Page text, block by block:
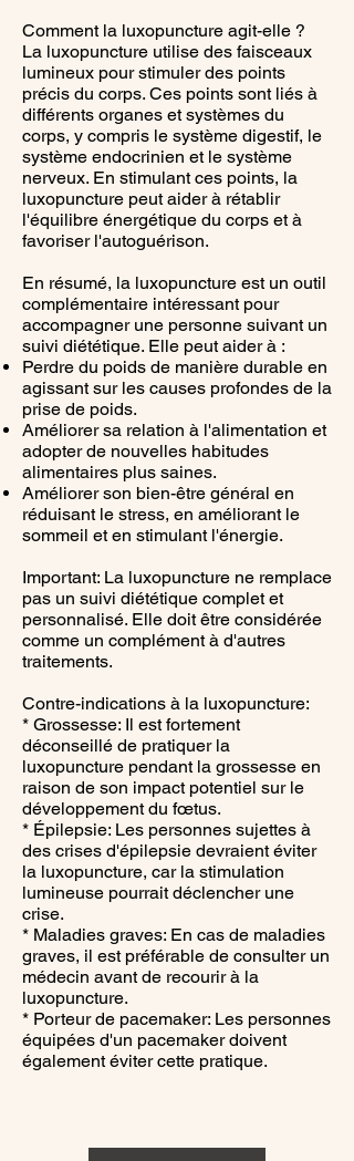
Comment la luxopuncture agit-elle ?
La luxopuncture utilise des faisceaux
lumineux pour stimuler des points
précis du corps. Ces points sont liés à
différents organes et systèmes du
corps, y compris le système digestif, le
système endocrinien et le système
nerveux. En stimulant ces points, la
luxopuncture peut aider à rétablir
l'équilibre énergétique du corps et à
favoriser l'autoguérison.
En résumé, la luxopuncture est un outil
complémentaire intéressant pour
accompagner une personne suivant un
suivi diététique. Elle peut aider à :
Perdre du poids de manière durable en
agissant sur les causes profondes de la
prise de poids.
Améliorer sa relation à l'alimentation et
adopter de nouvelles habitudes
alimentaires plus saines.
Améliorer son bien-être général en
réduisant le stress, en améliorant le
sommeil et en stimulant l'énergie.
Important: La luxopuncture ne remplace
pas un suivi diététique complet et
personnalisé. Elle doit être considérée
comme un complément à d'autres
traitements.
Contre-indications à la luxopuncture:
* Grossesse: Il est fortement
déconseillé de pratiquer la
luxopuncture pendant la grossesse en
raison de son impact potentiel sur le
développement du fœtus.
* Épilepsie: Les personnes sujettes à
des crises d'épilepsie devraient éviter
la luxopuncture, car la stimulation
lumineuse pourrait déclencher une
crise.
* Maladies graves: En cas de maladies
graves, il est préférable de consulter un
médecin avant de recourir à la
luxopuncture.
* Porteur de pacemaker: Les personnes
équipées d'un pacemaker doivent
également éviter cette pratique.